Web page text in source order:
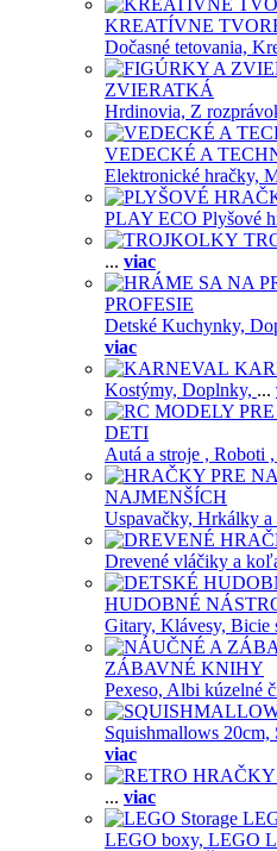
KREATÍVNE
Dočasné tetovania,
ZVIERATKÁ
Hrdinovia, Z
VEDECKÉ A
Elektronické hračky,
PLAY ECO Plyšové
... viac
PROFESIE
Detské Kuchynky,
viac
Kostýmy, Doplnky, ...
DETI
Autá a stroje , Roboti ,
NAJMENŠÍCH
Uspavačky, Hrkálky a
Drevené vláčiky a
HUDOBNÉ
Gitary, Klávesy, Bicie
ZÁBAVNÉ KNIHY
Pexeso, Albi kúzelné
Squishmallows 20cm,
viac
... viac
LEGO boxy, LEGO